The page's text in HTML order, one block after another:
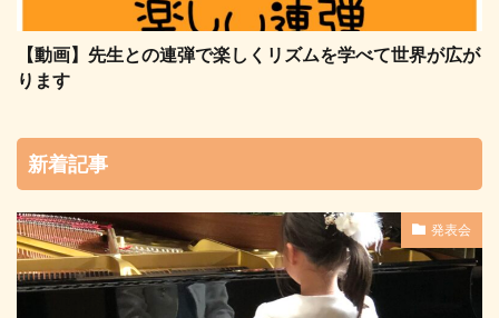
【動画】先生との連弾で楽しくリズムを学べて世界が広が
ります
新着記事
発表会